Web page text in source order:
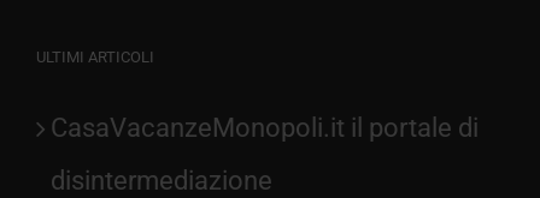
ULTIMI ARTICOLI
CasaVacanzeMonopoli.it il portale di
disintermediazione